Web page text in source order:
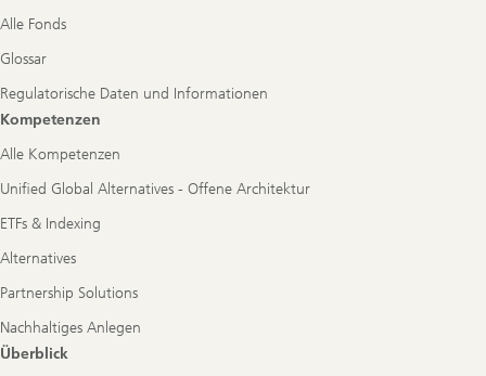
Alle Fonds
Glossar
Regulatorische Daten und Informationen
Kompetenzen
Alle Kompetenzen
Unified Global Alternatives - Offene Architektur
ETFs & Indexing
Alternatives
Partnership Solutions
Nachhaltiges Anlegen
Überblick